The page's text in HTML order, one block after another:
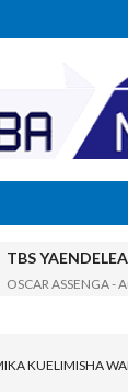
TBS
OSCAR ASSENGA-
Nilishikilia Cheo
KUELIMISHA